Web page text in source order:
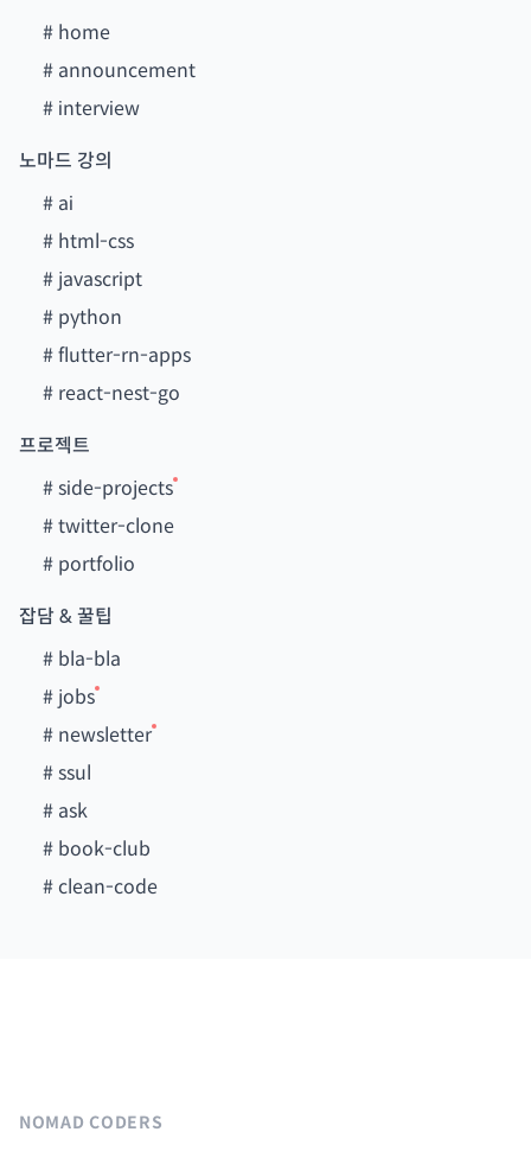
# home
# announcement
# interview
노마드 강의
# ai
# html-css
# javascript
# python
#flutter-rn-apps
# react-nest-go
프로젝트
#side-projects
#twitter-clone
# portfolio
잡담 & 꿀팁
# bla-bla
# jobs
# newsletter
#ssul
# ask
# book-club
#clean-code
NOMAD CODERS